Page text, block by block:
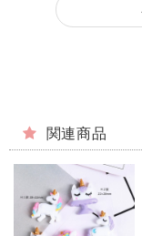
関連商品